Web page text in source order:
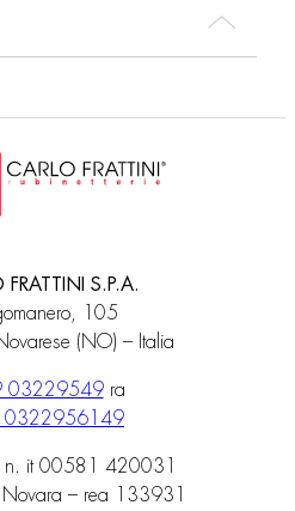
FRATTINI S.P.A.
105
(NO) – Italia
03229549ra
0322956149
n. it 00581 420031
– rea 133931